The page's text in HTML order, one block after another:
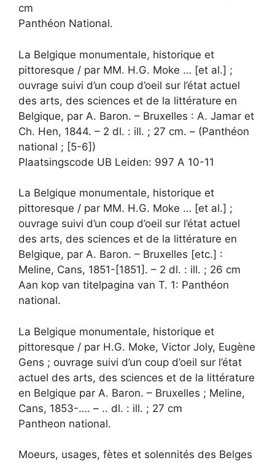
cm
Panthéon National.
La Belgique monumentale, historique et
pittoresque / par MM. H.G. Moke … [et al.] ;
ouvrage suivi d’un coup d’oeil sur l’état actuel
des arts, des sciences et de la littérature en
Belgique, par A. Baron. – Bruxelles : A. Jamar et
Ch. Hen, 1844. – 2 dl. : ill. ; 27 cm. – (Panthéon
national ; [5-6])
Plaatsingscode UB Leiden: 997 A 10-11
La Belgique monumentale, historique et
pittoresque / par MM. H.G. Moke … [et al.] ;
ouvrage suivi d’un coup d’oeil sur l’état actuel
des arts, des sciences et de la littérature en
Belgique, par A. Baron. – Bruxelles [etc.] :
Meline, Cans, 1851-[1851]. – 2 dl. : ill. ; 26 cm
Aan kop van titelpagina van T. 1: Panthéon
national.
La Belgique monumentale, historique et
pittoresque / par H.G. Moke, Victor Joly, Eugène
Gens ; ouvrage suivi d’un coup d’oeil sur l’état
actuel des arts, des sciences et de la littérature
en Belgique par A. Baron. – Bruxelles ; Meline,
Cans, 1853-…. – .. dl. : ill. ; 27 cm
Pantheon national.
Moeurs, usages, fètes et solennités des Belges